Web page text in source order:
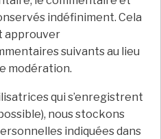
indéfiniment. Cela
approuver
suivants au lieu
modération.
qui s’enregistrent
nous stockons
indiquées dans